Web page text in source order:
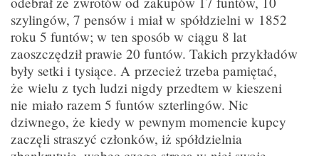
szylingów, 7 pensów i miał w spółdzielni w 1852
roku 5 funtów; w ten sposób w ciągu 8 lat
zaoszczędził prawie 20 funtów. Takich przykładów
były setki i tysiące. A przecież trzeba pamiętać,
że wielu z tych ludzi nigdy przedtem w kieszeni
nie miało razem 5 funtów szterlingów. Nic
dziwnego, że kiedy w pewnym momencie kupcy
zaczęli straszyć członków, iż spółdzielnia